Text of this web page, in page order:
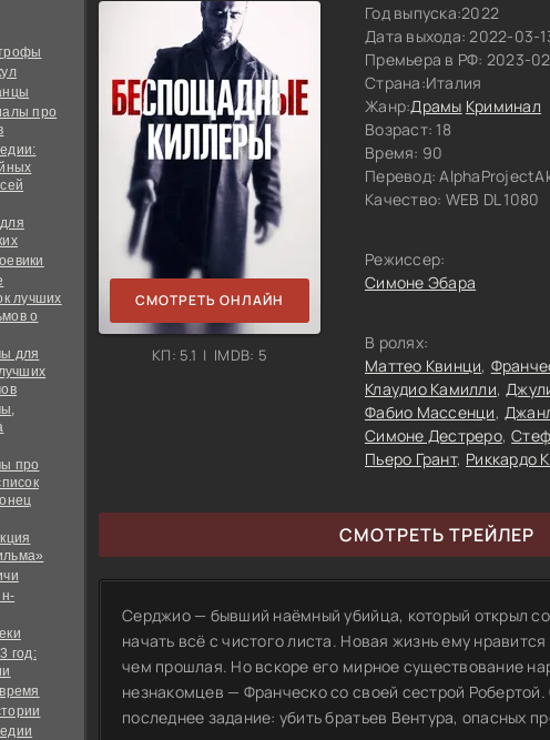
про
лучших
о
для
про
год:
СМОТРЕТЬ ОНЛАЙН
КП: 5.1 | IMDB: 5
Год выпуска:2022
Дата выхода: 2022-03-
Премьера в РФ: 2023-
Страна:Италия
Жанр:Драмы Криминал
Возраст: 18
Время: 90
Перевод:
Качество: WEB DL 1080
Режиссер:
Симоне Эбара
В ролях:
Маттео Квинци
Клаудио Камилли
Фабио Массенци
Симоне Дестреро
Пьеро Грант Риккардо
СМОТРЕТЬ ТРЕЙЛЕР
Серджио — бывший наёмный убийца, который открыл
начать всё с чистого листа. Новая жизнь ему
чем прошлая. Но вскоре его мирное существование
незнакомцев — Франческо со своей сестрой
последнее задание: убить братьев Вентура, опасных